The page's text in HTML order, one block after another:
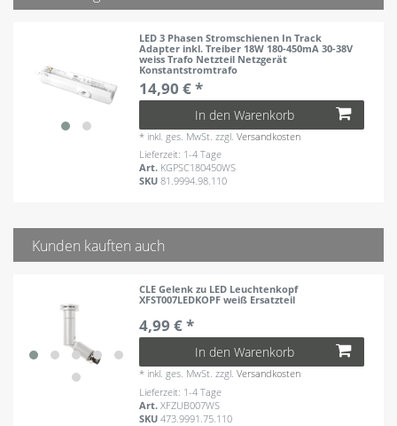
LED 3 Phasen Stromschienen In Track
Adapter inkl. Treiber 18W 180-450mA 30-38V
weiss Trafo Netzteil Netzgerät
Konstantstromtrafo
14,90 € *
In den Warenkorb
* inkl. ges. MwSt. zzgl.Versandkosten
Lieferzeit: 1-4 Tage
Art. KGPSC180450WS
SKU81.9994.98.110
Kunden kauften auch
CLE Gelenk zu LED Leuchtenkopf
XFST007LEDKOPF weiß Ersatzteil
4,99 € *
In den Warenkorb
* inkl. ges. MwSt. zzgl.Versandkosten
Lieferzeit: 1-4 Tage
Art.XFZUB007WS
SKU473.9991.75.110